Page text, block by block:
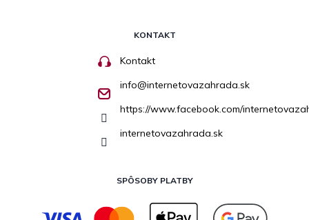
KONTAKT
Kontakt
info@internetovazahrada.sk
https://www.facebook.com/
internetovazahrada.sk
SPÔSOBY PLATBY